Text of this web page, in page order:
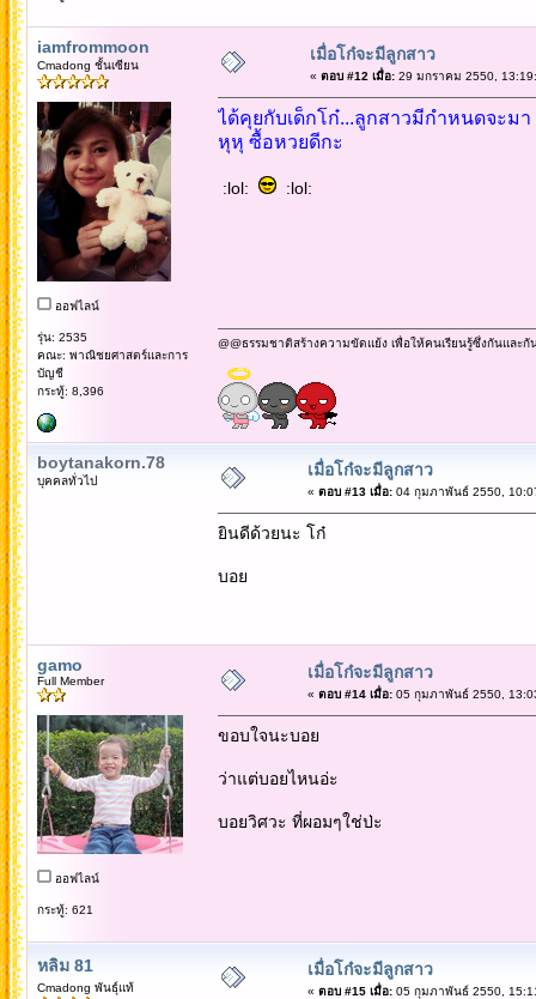
iamfrommoon
Cmadong ชั้นเซียน
ออฟไลน์
รุ่น: 2535
คณะ: พาณิชยศาสตร์และการ
บัญชี
กระทู้: 8,396
เมื่อโก๋จะมีลูกสาว
« ตอบ #12 เมื่อ:29 มกราคม 2550,
ได้คุยกับเด็กโก๋...ลูกสาวมีกำหนดจะม
หุหุ ซื้อหวยดีกะ
:lol: :lol:
@@ธรรมชาติสร้างความขัดแย้ง เพื่อให้คนเรียนรู้ซึ่งกันและกั
boytanakorn.78
บุคคลทั่วไป
เมื่อโก๋จะมีลูกสาว
« ตอบ #13 เมื่อ:04 กุมภาพันธ์ 2550,
ยินดีด้วยนะ โก๋
บอย
gamo
Full Member
ออฟไลน์
กระทู้: 621
เมื่อโก๋จะมีลูกสาว
« ตอบ #14 เมื่อ:05 กุมภาพันธ์ 2550,
ขอบใจนะบอย
ว่าแต่บอยไหนอ่ะ
บอยวิศวะ ที่ผอมๆใช่ป่ะ
หลิม 81
Cmadong พันธุ์แท้
เมื่อโก๋จะมีลูกสาว
« ตอบ #15 เมื่อ:05 กุมภาพันธ์ 2550,